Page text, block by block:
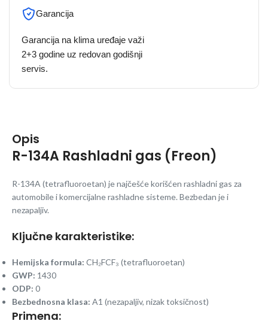
Garancija
Garancija na klima uređaje važi
2+3 godine uz redovan godišnji
servis.
Opis
R-134A Rashladni gas (Freon)
R-134A (tetrafluoroetan) je najčešće korišćen rashladni gas za
automobile i komercijalne rashladne sisteme. Bezbedan je i
nezapaljiv.
Ključne karakteristike:
Hemijska formula: CH₂FCF₃ (tetrafluoroetan)
GWP: 1430
ODP: 0
Bezbednosna klasa: A1 (nezapaljiv, nizak toksičnost)
Primena: